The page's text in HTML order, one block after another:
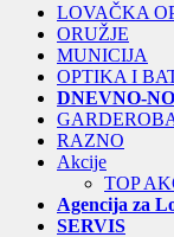
LOVAČKA
ORUŽJE
MUNICIJA
OPTIKA I
DNEVNO-
RAZNO
Akcije
TOP
Agencija za
SERVIS